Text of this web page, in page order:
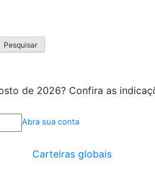
de 2026? Confira as
Abra sua conta
Carteiras globais